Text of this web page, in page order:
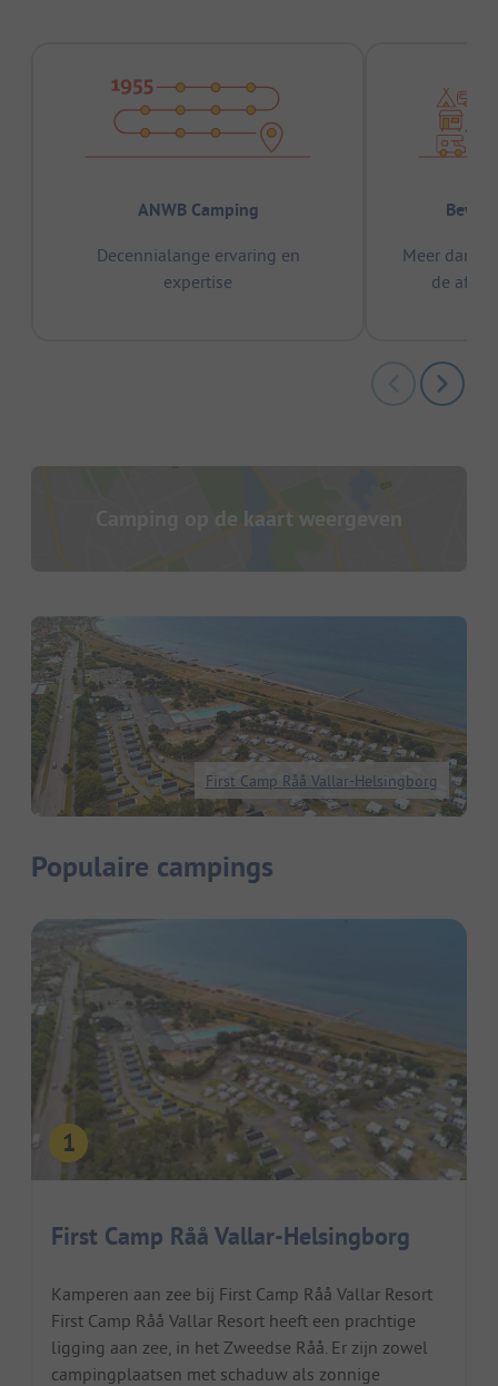
ANWB Camping
Decennialange ervaring en
expertise
Meer dan
de
Camping op de kaart weergeven
First Camp Råå Vallar-Helsingborg
Populaire campings
First Camp Råå Vallar-Helsingborg
Kamperen aan zee bij First Camp Råå Vallar Resort
First Camp Råå Vallar Resort heeft een prachtige
ligging aan zee, in het Zweedse Råå. Er zijn zowel
campingplaatsen met schaduw als zonnige